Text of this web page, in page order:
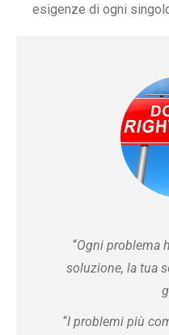
esigenze di ogni
“Ogni problema
soluzione, la tua
“I problemi più